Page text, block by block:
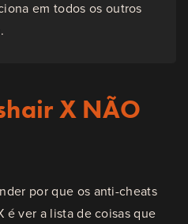
em todos os outros
X NÃO
por que os anti-cheats
é ver a lista de coisas que